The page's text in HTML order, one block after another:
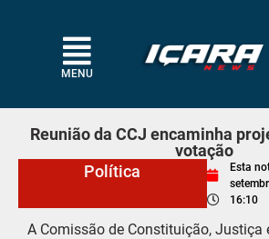
MENU
Reunião da CCJ encaminha
votação
Política
Esta
16:10
A Comissão de Constituição, Justiça